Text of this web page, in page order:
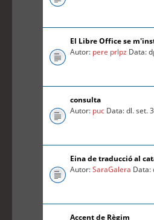
El Libre Office se
Autor: pere prlpz Data:
consulta
Autor: puc Data: dl. set.
Eina de traducció al
Autor:SaraGalera Data:
Accent de Règim